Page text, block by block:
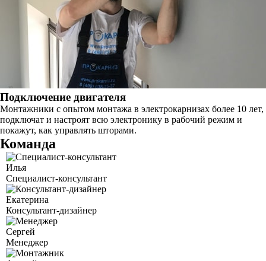
Подключение двигателя
Монтажники с опытом монтажа в электрокарнизах более 10 лет,
подключат и настроят всю электронику в рабочий режим и
покажут, как управлять шторами.
Команда
Илья
Специалист-консультант
Екатерина
Консультант-дизайнер
Сергей
Менеджер